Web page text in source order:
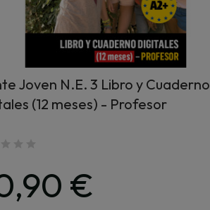
Joven N.E. 3 Libro y Cuaderno
(12 meses) - Profesor
€